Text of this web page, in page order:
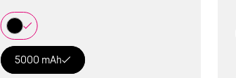
5000 mAh